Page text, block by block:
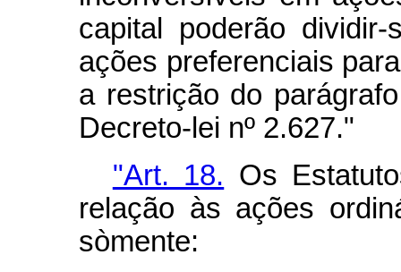
capital poderão
ações preferenciais
a restrição do
Decreto-lei nº 2.627."
"Art. 18. Os
relação às ações
sòmente: